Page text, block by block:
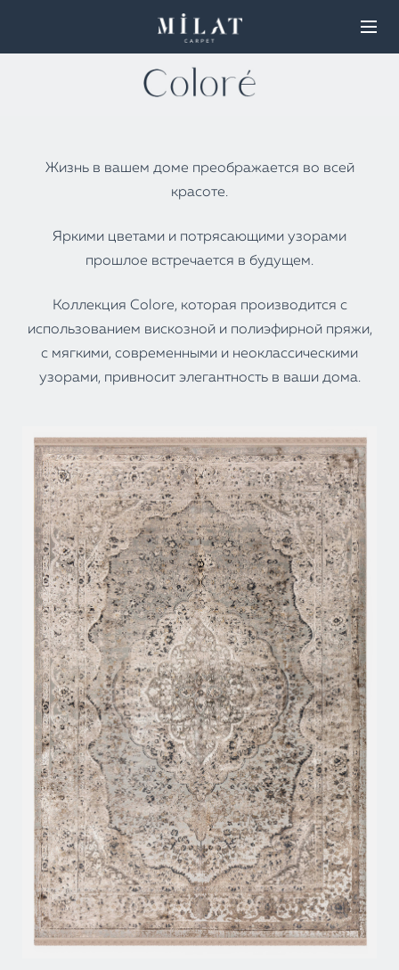
Жизнь в вашем доме преображается во всей
красоте.
Яркими цветами и потрясающими узорами
прошлое встречается в будущем.
Коллекция Colore, которая производится с
использованием вискозной и полиэфирной пряжи,
с мягкими, современными и неоклассическими
узорами, привносит элегантность в ваши дома.